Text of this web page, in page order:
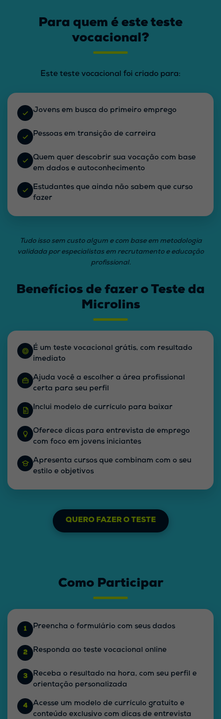
Para quem é este teste
vocacional?
Este teste vocacional foi criado para:
Jovens em busca do primeiro emprego
Pessoas em transição de carreira
Quem quer descobrir sua vocação com base
em dados e autoconhecimento
Estudantes que ainda não sabem que curso
fazer
Tudo isso sem custo algume com base em metodologia
validada por especialistas em recrutamento e educação
profissional.
Benefícios de fazer o Teste da
Microlins
É um teste vocacional grátis, com resultado
imediato
Ajuda você a escolher a área profissional
certa para seu perfil
Inclui modelo de currículo para baixar
Oferece dicas para entrevista de emprego
com foco em jovens iniciantes
Apresenta cursos que combinam com o seu
estilo e objetivos
QUERO FAZER O TESTE
Como Participar
1 Preencha o formulário com seus dados
2 Responda ao teste vocacional online
3 Receba o resultado na hora, com seu perfil e
orientação personalizada
4 Acesse um modelo de currículo gratuito e
conteúdo exclusivo com dicas de entrevista